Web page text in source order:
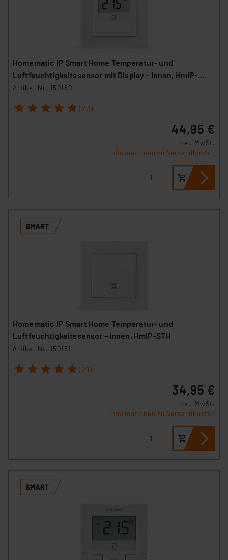
Homematic IP Smart Home Temperatur- und
Luftfeuchtigkeitssensor mit Display – innen, HmIP-
STHD
Artikel-Nr. 150180
1 2 3 4 5 (23)
44,95 €
inkl. MwSt.
Informationen zu Versandkosten
Homematic IP Smart Home Temperatur- und
Luftfeuchtigkeitssensor – innen, HmIP-STH
Artikel-Nr. 150181
1 2 3 4 5 (21)
34,95 €
inkl. MwSt.
Informationen zu Versandkosten